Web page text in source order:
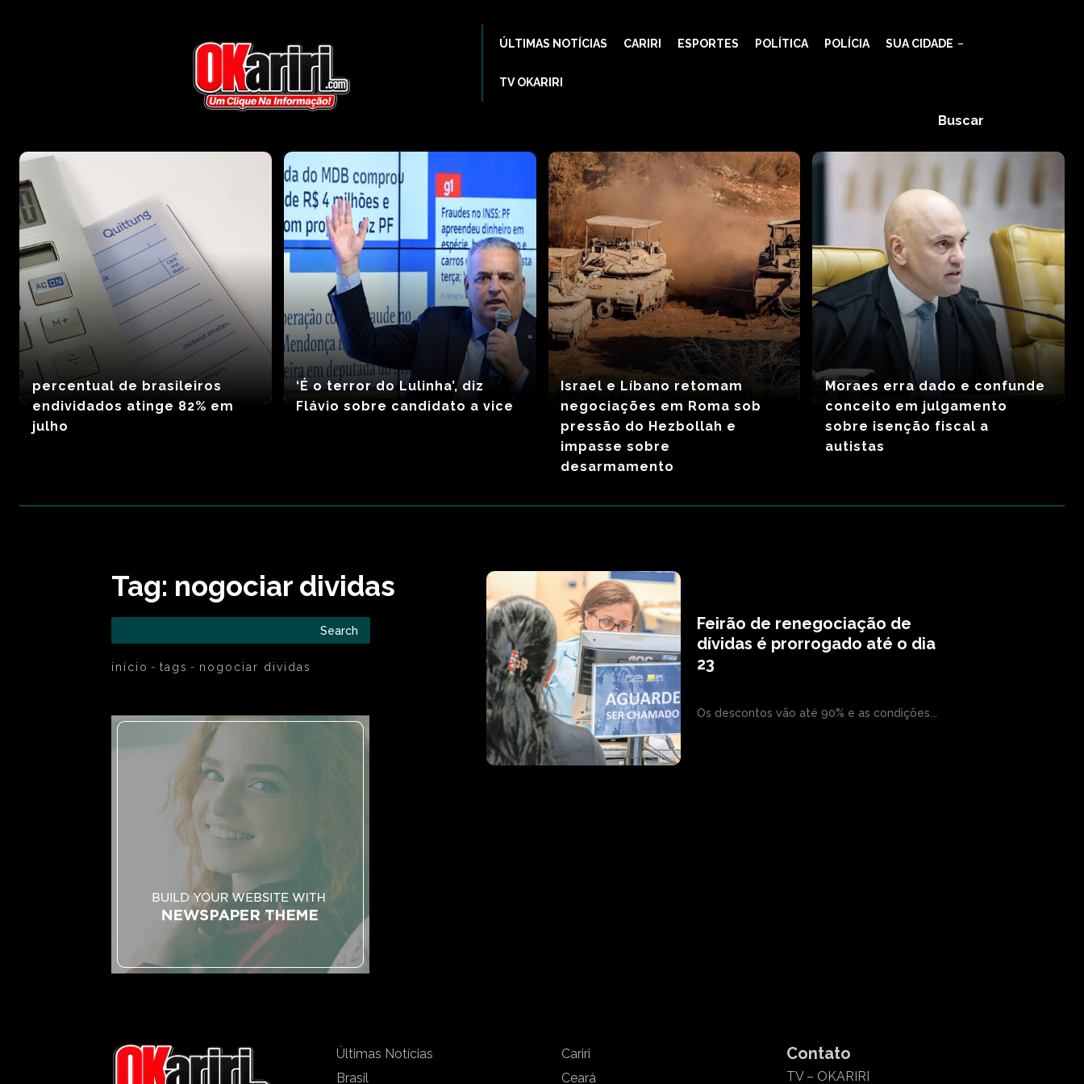
ÚLTIMAS NOTÍCIAS CARIRI ESPORTES POLÍTICA POLÍCIA SUA CIDADE
TV OKARIRI
Buscar
percentual de brasileiros
endividados atinge 82% em
julho
‘É o terror do Lulinha’, diz
Flávio sobre candidato a vice
Israel e Líbano retomam
negociações em Roma sob
pressão do Hezbollah e
impasse sobre
desarmamento
Moraes erra dado e confunde
conceito em julgamento
sobre isenção fiscal a
autistas
Tag: nogociar dividas
Search
início tags nogociar dividas
Feirão de renegociação de
dívidas é prorrogado até o dia
23
Os descontos vão até 90% e as condições...
Últimas Notícias
Brasil
Cariri
Ceará
Contato
TV – OKARIRI